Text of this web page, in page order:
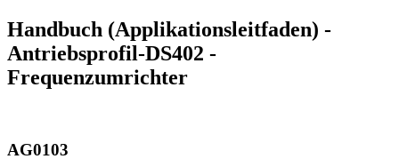
Handbuch (Applikationsleitfaden) -
Antriebsprofil-DS402 -
Frequenzumrichter
AG0103